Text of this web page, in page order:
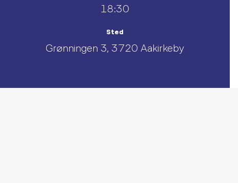
18:30
Sted
Grønningen 3, 3720 Aakirkeby